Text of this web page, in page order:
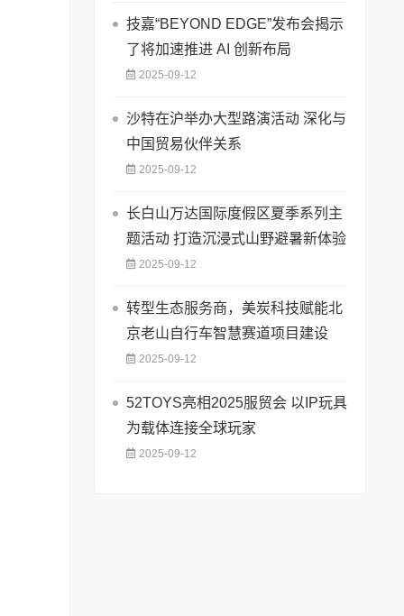
技嘉“BEYOND EDGE”发布会揭示
了将加速推进 AI 创新布局
2025-09-12
沙特在沪举办大型路演活动 深化与
中国贸易伙伴关系
2025-09-12
长白山万达国际度假区夏季系列主
题活动 打造沉浸式山野避暑新体验
2025-09-12
转型生态服务商，美炭科技赋能北
京老山自行车智慧赛道项目建设
2025-09-12
52TOYS亮相2025服贸会 以IP玩具
为载体连接全球玩家
2025-09-12